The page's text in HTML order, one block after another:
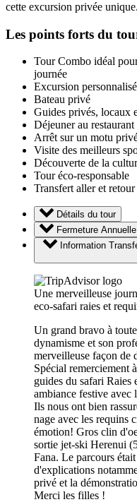
cette excursion privée unique.
Les points forts du
Tour Combo idéal
journée
Excursion
Bateau privé
Guides privés, locaux
Déjeuner au
Arrêt sur un motu
Visite des meilleurs
Découverte de la
Tour éco-responsable
Transfert aller et
Détails du tour
Fermeture
Une merveilleuse
eco-safari raies et
Un grand bravo à
dynamisme et son
merveilleuse façon de
Spécial remerciement
guides du safari Raies
ambiance festive
Ils nous ont bien
nage avec les requins
émotion! Gros clin
sortie jet-ski Herenui
Fana. Le parcours
d'explications
privé et la
Merci les filles !